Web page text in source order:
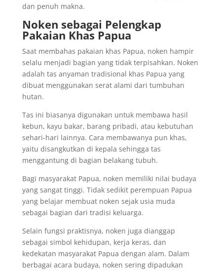
dan penuh makna.
Noken sebagai Pelengkap
Pakaian Khas Papua
Saat membahas pakaian khas Papua, noken hampir
selalu menjadi bagian yang tidak terpisahkan. Noken
adalah tas anyaman tradisional khas Papua yang
dibuat menggunakan serat alami dari tumbuhan
hutan.
Tas ini biasanya digunakan untuk membawa hasil
kebun, kayu bakar, barang pribadi, atau kebutuhan
sehari-hari lainnya. Cara membawanya pun khas,
yaitu disangkutkan di kepala sehingga tas
menggantung di bagian belakang tubuh.
Bagi masyarakat Papua, noken memiliki nilai budaya
yang sangat tinggi. Tidak sedikit perempuan Papua
yang belajar membuat noken sejak usia muda
sebagai bagian dari tradisi keluarga.
Selain fungsi praktisnya, noken juga dianggap
sebagai simbol kehidupan, kerja keras, dan
kedekatan masyarakat Papua dengan alam. Dalam
berbagai acara budaya, noken sering dipadukan